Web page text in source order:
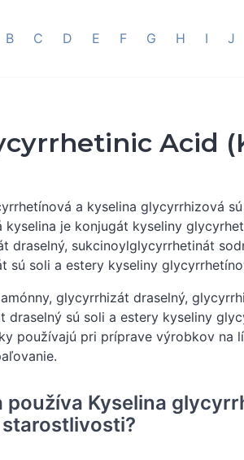
B C D E F G H I J
Acid
a kyselina glycyrrhizová
kyselina je konjugát kyseliny
draselný, sukcinoylglycyrrhetinát
sú soli a estery kyseliny
glycyrrhizát draselný,
draselný sú soli a estery kyseliny
používajú pri príprave výrobkov na
používa Kyselina